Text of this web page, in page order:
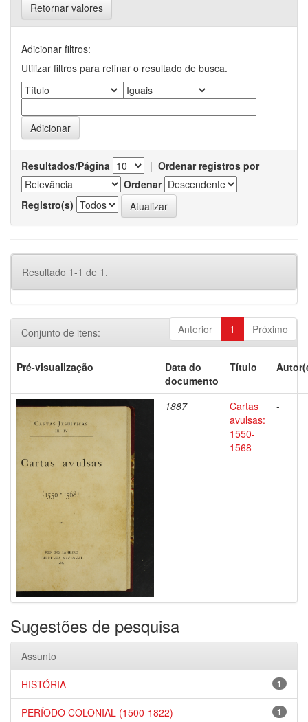
Retornar valores
Adicionar filtros:
Utilizar filtros para refinar o resultado de busca.
Resultados/Página | Ordenar registros por
Ordenar
Registro(s)
Resultado 1-1 de 1.
Anterior 1 Próximo
Conjunto de itens:
Pré-visualização
Data do
documento
Título
1887
Cartas
avulsas:
1550-
1568
-
Sugestões de pesquisa
Assunto
1
HISTÓRIA
1
PERÍODO COLONIAL (1500-1822)